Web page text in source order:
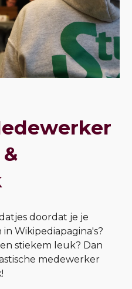
doordat je je
Wikipediapagina's?
stiekem leuk? Dan
medewerker